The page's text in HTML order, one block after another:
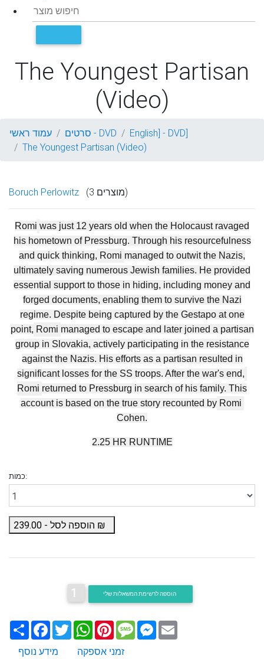
The Youngest Partisan
(Video)
עמוד ראשי סרטים - DVD
English] - DVD]
The Youngest Partisan (Video)
Boruch Perlowitz (3 מוצרים)
Romi was just 12 years old when the Holocaust ravaged
his hometown of Pressburg. Through his resourcefulness
and quick thinking, Romi managed to outwit the Nazis,
ultimately saving numerous Jewish families. He provided
essential support to those in hiding, including money and
forged documents, enabling them to survive the Nazi
regime. Despite being captured by the Gestapo at one
point, Romi managed to escape and later joined a partisan
group in Slovakia, actively participating in the resistance
against the Nazis. His efforts as a partisan resulted in
significant losses for the SS troops. After the war's end,
Romi returned to Pressburg in search of his family. This
account is based on the true story recounted by Romi
Cohen.
2.25 HR RUNTIME
כמות:
הוספה לסל - 239.00
1
שתף Facebook
TwitterWhatsApp
PinterestMessageMessenger
מידע נוסף זמני אספקה